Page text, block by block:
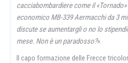
cacciabombardiere come il
economico MB-339 Aermacchi da 3
discute se aumentargli o no lo
mese. Non è un paradosso?».
Il capo formazione delle Frecce